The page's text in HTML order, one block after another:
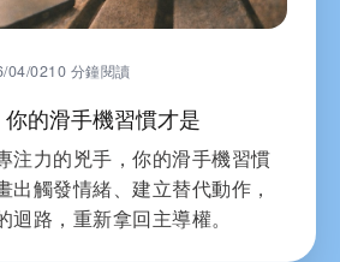
04/0210 分鐘閱讀
的滑手機習慣才是
注力的兇手，你的滑手機習慣
出觸發情緒、建立替代動作，
路，重新拿回主導權。